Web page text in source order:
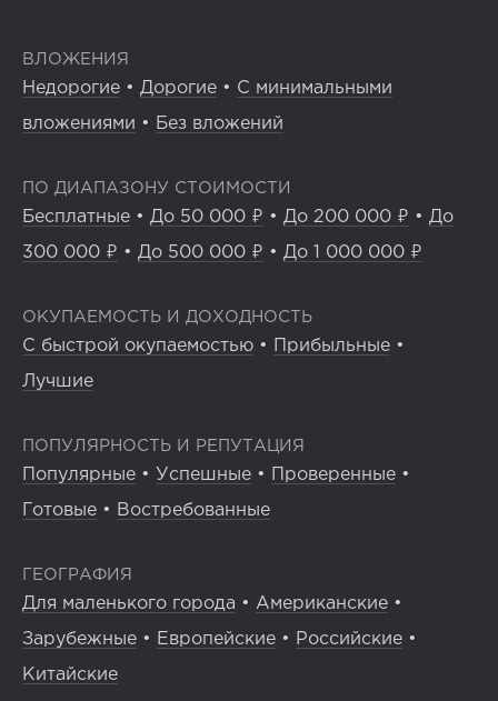
ВЛОЖЕНИЯ
Недорогие • Дорогие • С минимальными
вложениями • Без вложений
ПО ДИАПАЗОНУ СТОИМОСТИ
Бесплатные • До 50 000 ₽ • До 200 000 ₽ • До
300 000 ₽ • До 500 000 ₽ • До 1 000 000 ₽
ОКУПАЕМОСТЬ И ДОХОДНОСТЬ
С быстрой окупаемостью • Прибыльные •
Лучшие
ПОПУЛЯРНОСТЬ И РЕПУТАЦИЯ
Популярные • Успешные • Проверенные •
Готовые • Востребованные
ГЕОГРАФИЯ
Для маленького города • Американские •
Зарубежные • Европейские • Российские •
Китайские